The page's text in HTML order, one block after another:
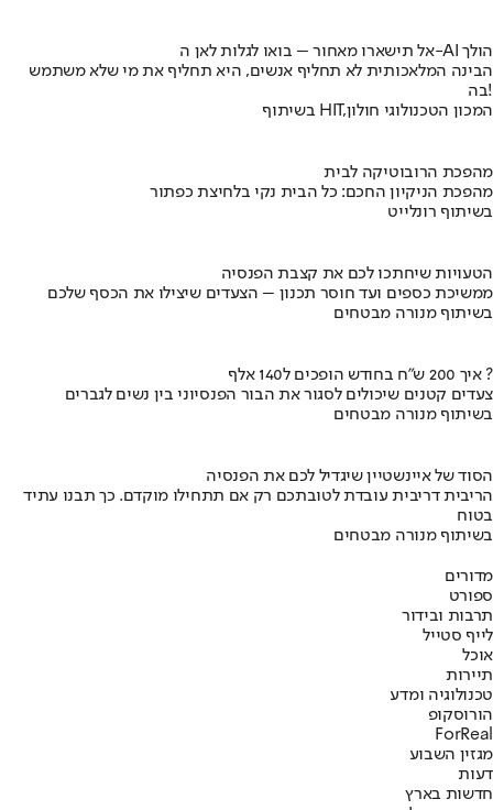
אל תישארו מאחור – בואו לגלות לאן ה-AI הולך
הבינה המלאכותית לא תחליף אנשים, היא תחליף את מי שלא משתמש
בה!
בשיתוף HIT,המכון הטכנולוגי חולון
מהפכת הרובוטיקה לבית
מהפכת הניקיון החכם: כל הבית נקי בלחיצת כפתור
בשיתוף רונלייט
הטעויות שיחתכו לכם את קצבת הפנסיה
ממשיכת כספים ועד חוסר תכנון – הצעדים שיצילו את הכסף שלכם
בשיתוף מנורה מבטחים
איך 200 ש"ח בחודש הופכים ל140 אלף ?
צעדים קטנים שיכולים לסגור את הבור הפנסיוני בין נשים לגברים
בשיתוף מנורה מבטחים
הסוד של איינשטיין שיגדיל לכם את הפנסיה
הריבית דריבית עובדת לטובתכם רק אם תתחילו מוקדם. כך תבנו עתיד
בטוח
בשיתוף מנורה מבטחים
מדורים
ספורט
תרבות ובידור
לייף סטייל
אוכל
תיירות
טכנולוגיה ומדע
הורוסקופ
ForReal
מגזין השבוע
דעות
חדשות בארץ